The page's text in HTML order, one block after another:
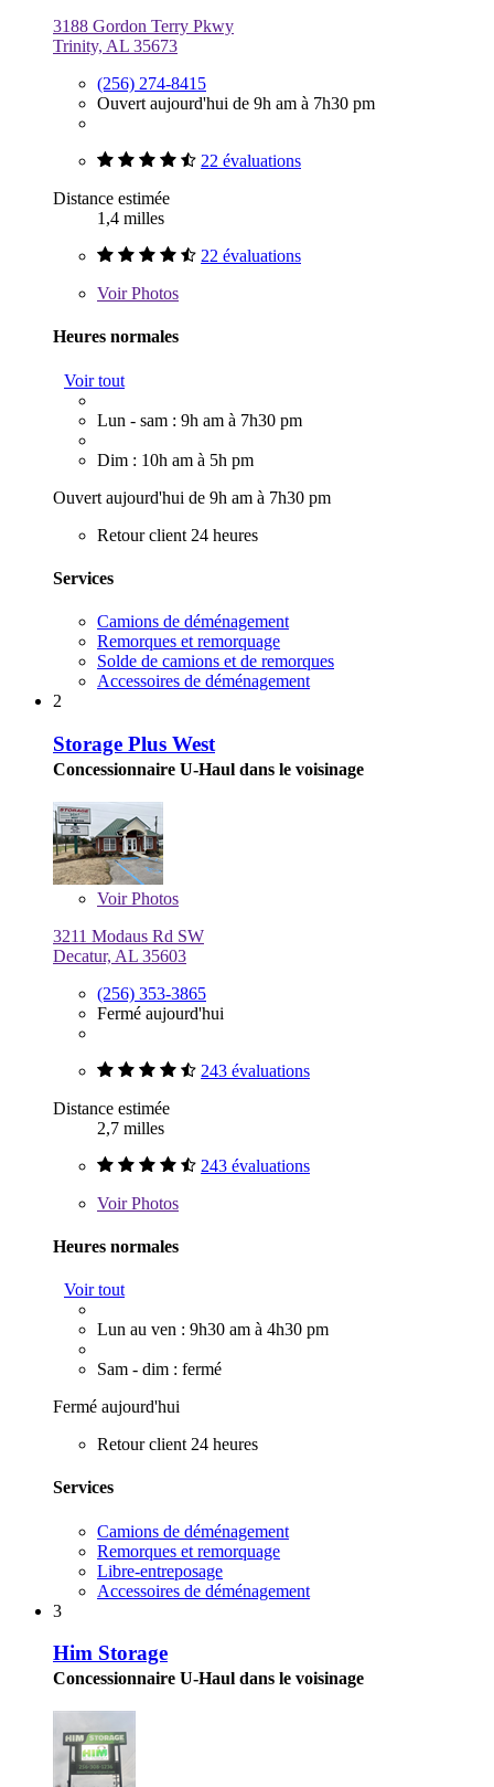
3188 Gordon Terry Pkwy
Trinity, AL 35673
(256) 274-8415
Ouvert aujourd'hui de 9h am à 7h30 pm
22 évaluations
Distance estimée
1,4 milles
22 évaluations
VoirPhotos
Heures normales
Voir tout
Lun - sam : 9h am à 7h30 pm
Dim : 10h am à 5h pm
Ouvert aujourd'hui de 9h am à 7h30 pm
Retour client 24 heures
Services
Camions de déménagement
Remorques et remorquage
Solde de camions et de remorques
Accessoires de déménagement
2
Storage Plus West
Concessionnaire U-Haul dans le voisinage
VoirPhotos
3211 Modaus Rd SW
Decatur, AL 35603
(256) 353-3865
Fermé aujourd'hui
243 évaluations
Distance estimée
2,7 milles
243 évaluations
VoirPhotos
Heures normales
Voir tout
Lun au ven : 9h30 am à 4h30 pm
Sam - dim : fermé
Fermé aujourd'hui
Retour client 24 heures
Services
Camions de déménagement
Remorques et remorquage
Libre-entreposage
Accessoires de déménagement
3
Him Storage
Concessionnaire U-Haul dans le voisinage